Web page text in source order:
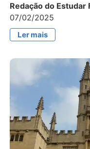
Redação do Estudar
07/02/2025
Ler mais